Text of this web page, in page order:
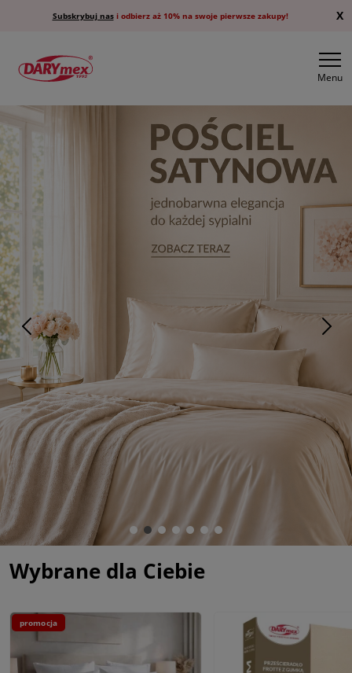
Subskrybuj nasi odbierz aż 10% na swoje pierwsze zakupy! X
Menu
Wybrane dla Ciebie
promocja